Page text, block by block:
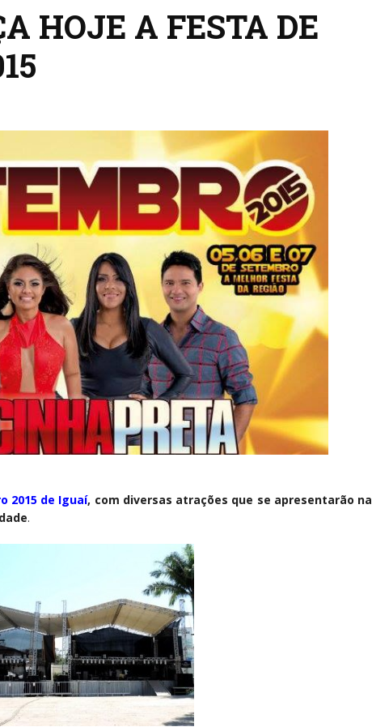
HOJE A FESTA DE
2015 de Iguaí, com diversas atrações que se apresentarão na
.